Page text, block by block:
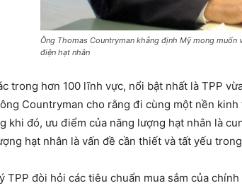
Ông Thomas Countryman khẳng định Mỹ mong muốn
điện hạt nhân
trong hơn 100 lĩnh vực, nổi bật nhất là TPP
Countryman cho rằng đi cùng một nền
khi đó, ưu điểm của năng lượng hạt nhân là
hạt nhân là vấn đề cần thiết và tất yếu
TPP đòi hỏi các tiêu chuẩn mua sắm của